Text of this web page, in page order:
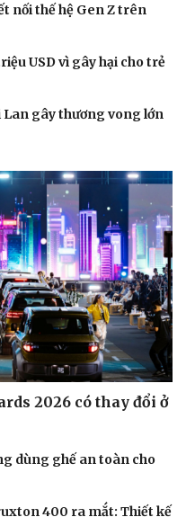
nối thế hệ Gen Z trên
USD vì gây hại cho trẻ
Lan gây thương vong lớn
2026 có thay đổi ở
dùng ghế an toàn cho
400 ra mắt: Thiết kế